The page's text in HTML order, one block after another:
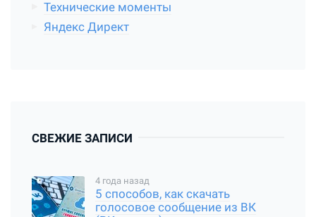
Технические моменты
Яндекс Директ
СВЕЖИЕ ЗАПИСИ
4 года назад
5 способов, как скачать
голосовое сообщение из ВК